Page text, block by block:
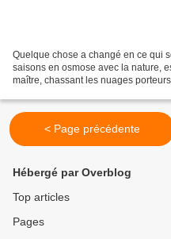
Quelque chose a changé en ce qui
saisons en osmose avec la nature,
maître, chassant les nuages
< Page précédente
Hébergé par Overblog
Top articles
Pages